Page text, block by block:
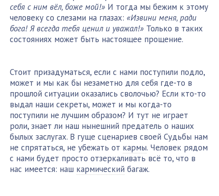
себя с ним вёл, боже мой!» И тогда мы бежим к этому
человеку со слезами на глазах: «Извини меня, ради
бога! Я всегда тебя ценил и уважал!» Только в таких
состояниях может быть настоящее прощение.
Стоит призадуматься, если с нами поступили подло,
может и мы как бы незаметно для себя где-то в
прошлой ситуации оказались сволочью? Если кто-то
выдал наши секреты, может и мы когда-то
поступили не лучшим образом? И тут не играет
роли, знает ли наш нынешний предатель о наших
былых заслугах. В гуще сценариев своей Судьбы нам
не спрятаться, не убежать от кармы. Человек рядом
с нами будет просто отзеркаливать всё то, что в
нас имеется: наш кармический багаж.